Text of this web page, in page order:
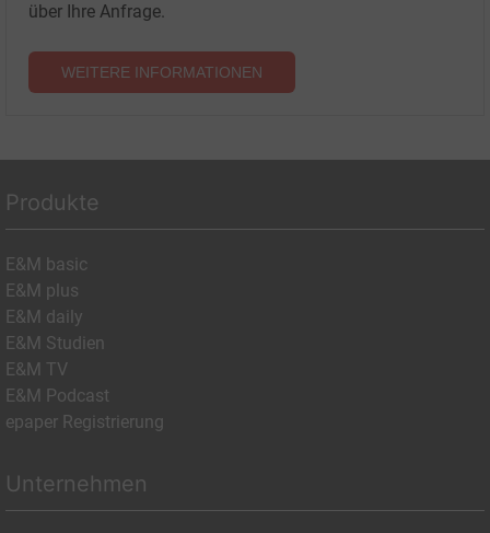
über Ihre Anfrage.
WEITERE INFORMATIONEN
Produkte
E&M basic
E&M plus
E&M daily
E&M Studien
E&M TV
E&M Podcast
epaper Registrierung
Unternehmen